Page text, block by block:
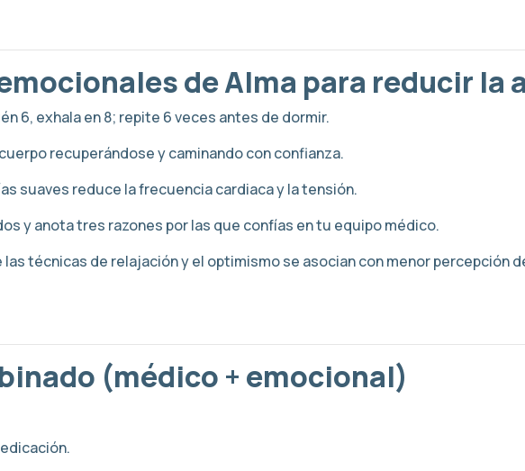
de Alma para reducir la
6, exhala en 8; repite 6 veces antes de dormir.
recuperándose y caminando con confianza.
suaves reduce la frecuencia cardiaca y la tensión.
y anota tres razones por las que confías en tu equipo médico.
técnicas de relajación y el optimismo se asocian con menor percepción
(médico + emocional)